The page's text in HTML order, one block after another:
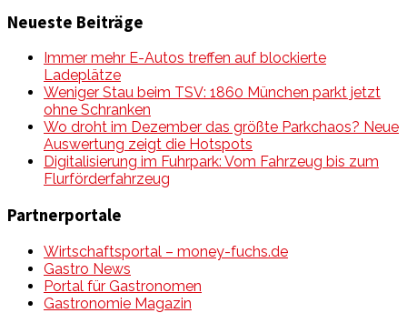
Neueste Beiträge
Immer mehr E-Autos treffen auf blockierte
Ladeplätze
Weniger Stau beim TSV: 1860 München parkt jetzt
ohne Schranken
Wo droht im Dezember das größte Parkchaos? Neue
Auswertung zeigt die Hotspots
Digitalisierung im Fuhrpark: Vom Fahrzeug bis zum
Flurförderfahrzeug
Partnerportale
Wirtschaftsportal – money-fuchs.de
Gastro News
Portal für Gastronomen
Gastronomie Magazin